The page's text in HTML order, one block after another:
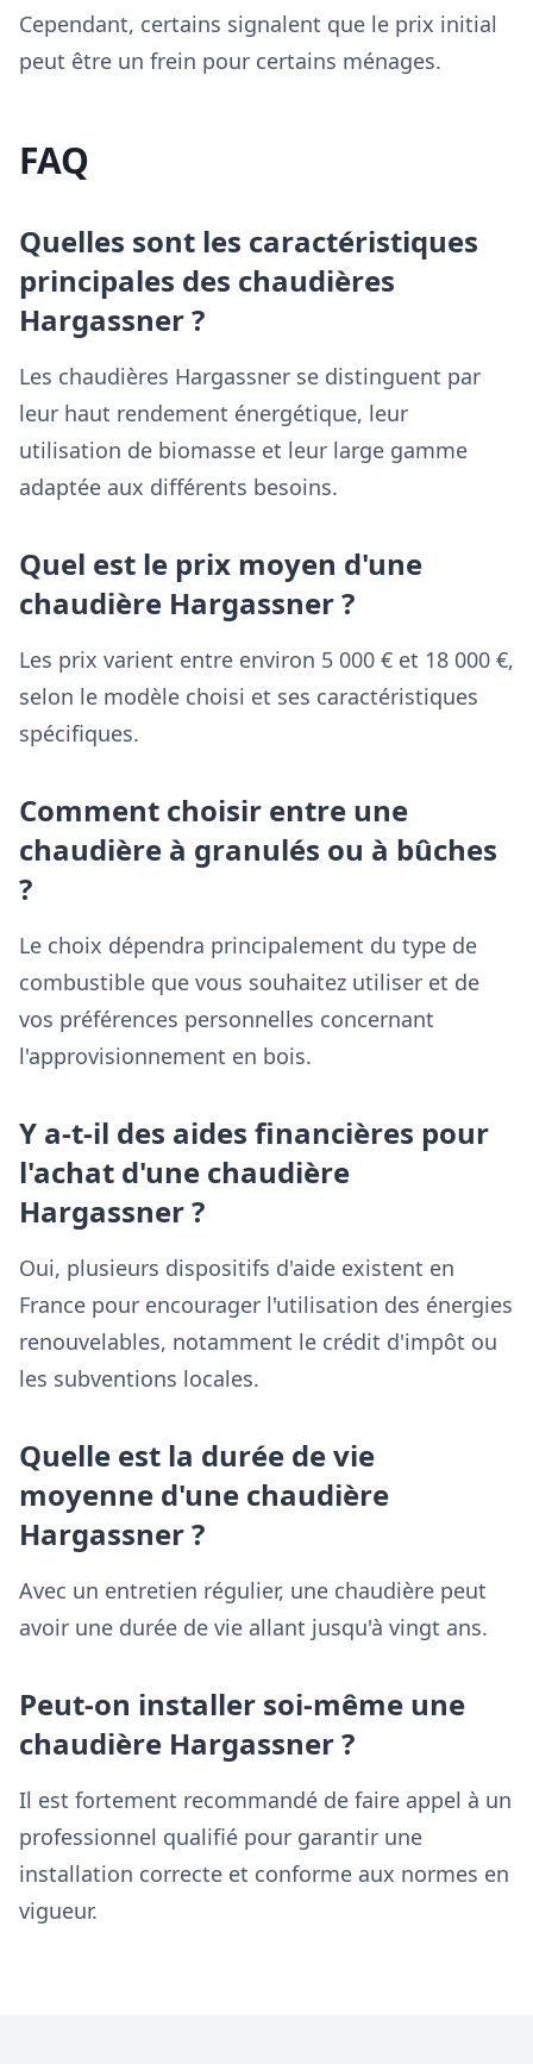
Cependant, certains signalent que le prix initial
peut être un frein pour certains ménages.
FAQ
Quelles sont les caractéristiques
principales des chaudières
Hargassner ?
Les chaudières Hargassner se distinguent par
leur haut rendement énergétique, leur
utilisation de biomasse et leur large gamme
adaptée aux différents besoins.
Quel est le prix moyen d'une
chaudière Hargassner ?
Les prix varient entre environ 5 000 € et 18 000 €,
selon le modèle choisi et ses caractéristiques
spécifiques.
Comment choisir entre une
chaudière à granulés ou à bûches
?
Le choix dépendra principalement du type de
combustible que vous souhaitez utiliser et de
vos préférences personnelles concernant
l'approvisionnement en bois.
Y a-t-il des aides financières pour
l'achat d'une chaudière
Hargassner ?
Oui, plusieurs dispositifs d'aide existent en
France pour encourager l'utilisation des énergies
renouvelables, notamment le crédit d'impôt ou
les subventions locales.
Quelle est la durée de vie
moyenne d'une chaudière
Hargassner ?
Avec un entretien régulier, une chaudière peut
avoir une durée de vie allant jusqu'à vingt ans.
Peut-on installer soi-même une
chaudière Hargassner ?
Il est fortement recommandé de faire appel à un
professionnel qualifié pour garantir une
installation correcte et conforme aux normes en
vigueur.